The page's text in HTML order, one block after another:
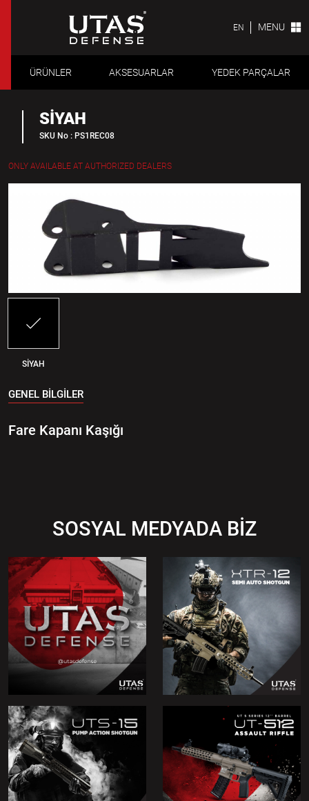
EN MENU
ÜRÜNLER AKSESUARLAR YEDEK PARÇALAR
SİYAH
SKU No : PS1REC08
ONLY AVAILABLE AT AUTHORIZED DEALERS
SİYAH
GENEL BİLGİLER
Fare Kapanı Kaşığı
SOSYAL MEDYADA BİZ